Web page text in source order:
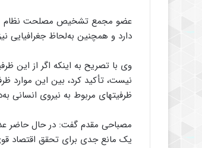
عضو مجمع تشخیص مصلحت نظام
دارد و همچنین به‌لحاظ جغرافیایی
وی با تصریح به اینکه اگر از این
نیست،‌ تأکید کرد، بین این موارد
ظرفیتهای مربوط به نیروی انسانی
مصباحی مقدم گفت: در حال حاضر
یک مانع جدی برای تحقق اقتصاد